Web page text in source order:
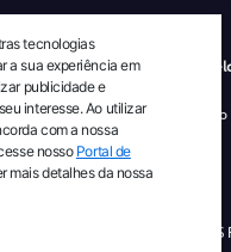
Tecnico-Cientifica CEJAM
de Ciência Aberta
Migulim Instituto Brasileiro
Informação em Ciência e
- IBICT
© 2026 TODOS OS DIREITOS
tecnologias
a sua experiência em
publicidade e
interesse. Ao utilizar
com a nossa
nosso Portal de
mais detalhes da nossa